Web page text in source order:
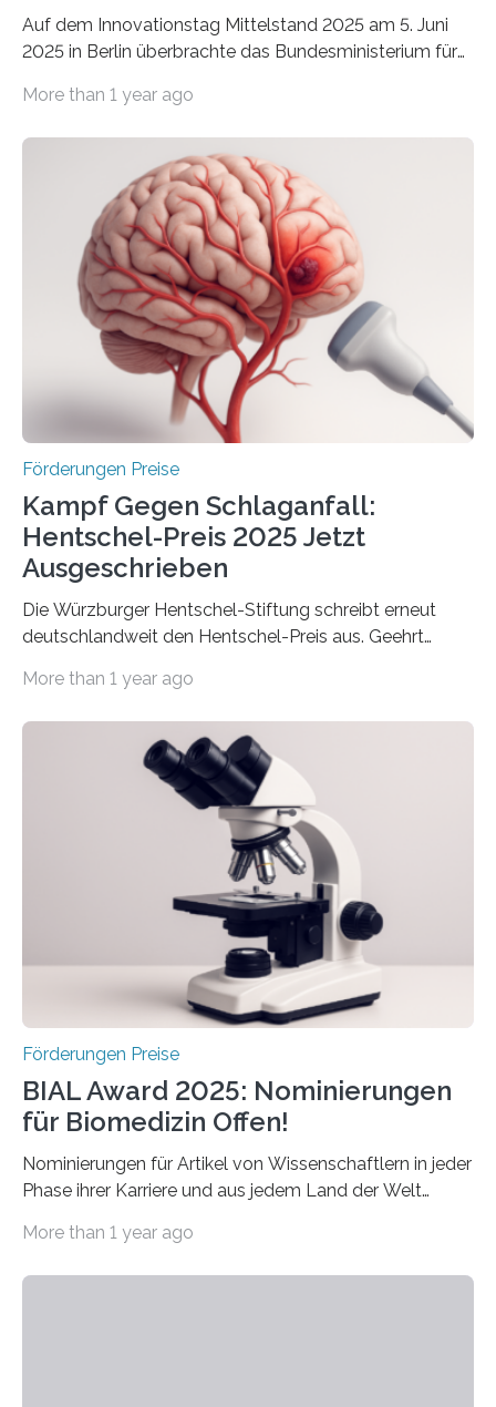
Auf dem Innovationstag Mittelstand 2025 am 5. Juni
2025 in Berlin überbrachte das Bundesministerium für
Überplanmäßige Verpflichtungsermächtigungen in
Woche vom Haushaltsausschuss freigegeben – unter
anderem zur Unterstützung der
Industrieforschungsprogramme Industrielle
Gemeinschaftsforschung (IGF), Zentrales
Innovationsprogramm Mittelstand (ZIM) und
Innovationskompetenz INNO-KOM. Auf dem
Innovationstag Mittelstand 2025 am 5. Juni 2025 in
Berlin überbrachte das Bundesministerium für
Wirtschaft und Energie eine gute Nachricht:
Überplanmäßige Verpflichtungsermächtigungen in
More than 1 year ago
Förderungen Preise
Kampf Gegen Schlaganfall:
Hentschel-Preis 2025 Jetzt
Ausgeschrieben
Die Würzburger Hentschel-Stiftung schreibt erneut
deutschlandweit den Hentschel-Preis aus. Geehrt
hochrangige wissenschaftliche Publikation zum Thema
Schlaganfall“ mit Sitz in Würzburg fördert die
Schlaganfallforschung, um die Behandlung der
Betroffenen zu verbessern. Dazu schreibt sie auch in
diesem Jahr wieder deutschlandweit den Hentschel-
Preis aus. Er richtet sich gezielt an jüngere
Forscherinnen und Forscher unter 40 Jahren. Geehrt
werden soll eine herausragende Doktorarbeit oder eine
hochrangige wissenschaftliche Publikation zum Thema
More than 1 year ago
Förderungen Preise
BIAL Award 2025: Nominierungen
für Biomedizin Offen!
Nominierungen für Artikel von Wissenschaftlern in jeder
Phase ihrer Karriere und aus jedem Land der Welt
Leben gerufen, um die bemerkenswertesten
More than 1 year ago